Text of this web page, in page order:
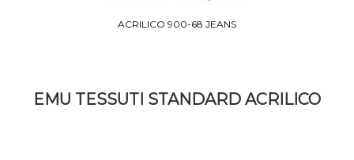
ACRILICO 900-68 JEANS
EMU TESSUTI STANDARD ACRILICO